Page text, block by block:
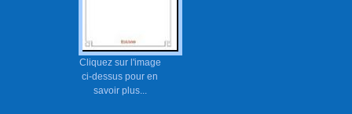
Cliquez sur l'image
ci-dessus pour en
savoir plus...